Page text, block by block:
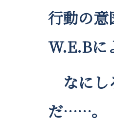
行動の意
W.E.Bに
なにし
だ……。